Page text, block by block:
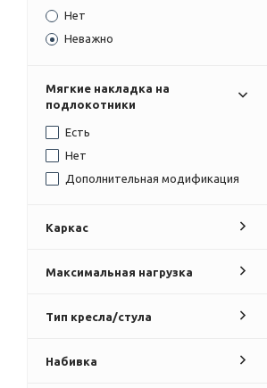
Нет
Неважно
Мягкие накладка на
подлокотники
Есть
Нет
Дополнительная модификация
Каркас
Максимальная нагрузка
Тип кресла/стула
Набивка